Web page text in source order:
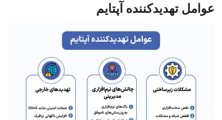
عوامل تهدیدکننده آپتایم